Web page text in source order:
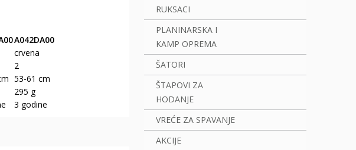
A042DA00
crvena
2
53-61 cm
295 g
3 godine
RUKSACI
PLANINARSKA I
KAMP OPREMA
ŠATORI
ŠTAPOVI ZA
HODANJE
VREĆE ZA SPAVANJE
AKCIJE